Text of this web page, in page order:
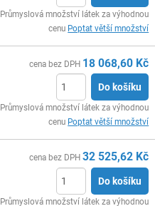
Průmyslová množství látek za výhodnou
cenu Poptat větší množství
cena bez DPH 18 068,60 Kč
Do košíku
Průmyslová množství látek za výhodnou
cenu Poptat větší množství
cena bez DPH 32 525,62 Kč
Do košíku
Průmyslová množství látek za výhodnou